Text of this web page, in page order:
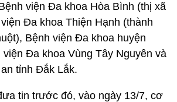
viện Đa khoa Hòa Bình (thị xã
Đa khoa Thiện Hạnh (thành
Bệnh viện Đa khoa huyện
Đa khoa Vùng Tây Nguyên và
tỉnh Đắk Lắk.
tin trước đó, vào ngày 13/7, cơ